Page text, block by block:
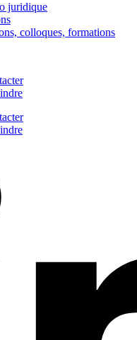
juridique
colloques, formations